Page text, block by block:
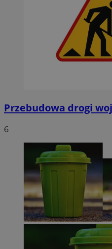
Przebudowa drogi
6